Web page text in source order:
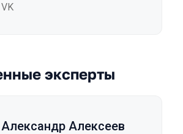
VK
эксперты
Александр Алексеев